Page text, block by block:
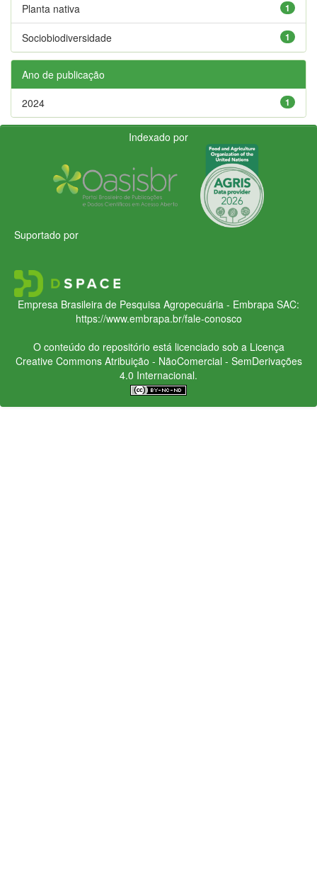
1
Planta nativa
1
Sociobiodiversidade
Ano de publicação
1
2024
Indexado por
Suportado por
Empresa Brasileira de Pesquisa Agropecuária - Embrapa SAC:
https://www.embrapa.br/fale-conosco
O conteúdo do repositório está licenciado sob a Licença
Creative CommonsAtribuição - NãoComercial - SemDerivações
4.0 Internacional.